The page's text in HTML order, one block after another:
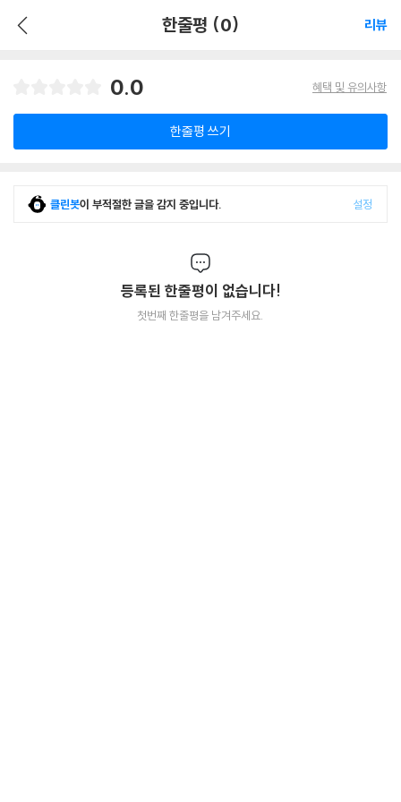
한줄평 (0) 리뷰
0.0 혜택 및 유의사항
한줄평 쓰기
클린봇이 부적절한 글을 감지 중입니다. 설정
등록된 한줄평이 없습니다!
첫번째 한줄평을 남겨주세요.